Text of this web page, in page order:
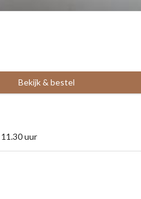
Bekijk & bestel
uur